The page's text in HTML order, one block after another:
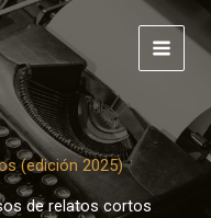
(edición 2025)
de relatos cortos